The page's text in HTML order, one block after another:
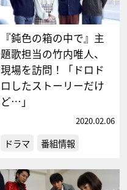
『鈍色の箱の中で』主
題歌担当の竹内唯人、
現場を訪問！「ドロド
ロしたストーリーだけ
ど…」
2020.02.06
ドラマ 番組情報